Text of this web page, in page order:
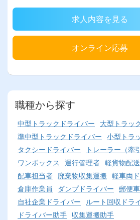
求人内容を見る
オンライン応募
職種から探す
中型トラックドライバー
大型トラッ
準中型トラックドライバー 小型トラ
タクシードライバー
トレーラー（牽引
ワンボックス
運行管理者 軽貨物配
配車担当者 廃棄物収集運搬 軽車両
倉庫作業員
ダンプドライバー 郵便
自社企業ドライバー
ルート回収ドラ
ドライバー助手 収集運搬助手